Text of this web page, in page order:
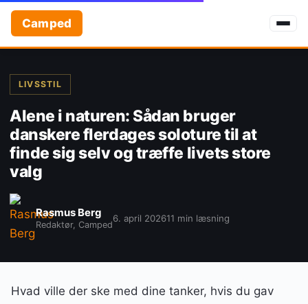
Camped
LIVSSTIL
Alene i naturen: Sådan bruger
danskere flerdages soloture til at
finde sig selv og træffe livets store
valg
Rasmus Berg
Redaktør, Camped
6. april 202611 min læsning
Hvad ville der ske med dine tanker, hvis du gav